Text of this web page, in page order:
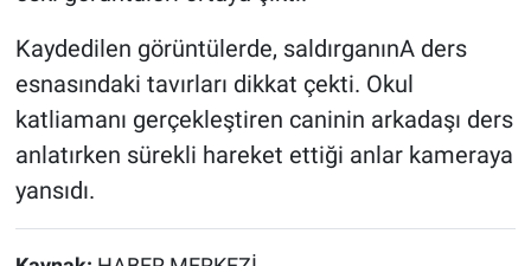
Kaydedilen görüntülerde, saldırganınA ders
esnasındaki tavırları dikkat çekti. Okul
katliamanı gerçekleştiren caninin arkadaşı ders
anlatırken sürekli hareket ettiği anlar kameraya
yansıdı.